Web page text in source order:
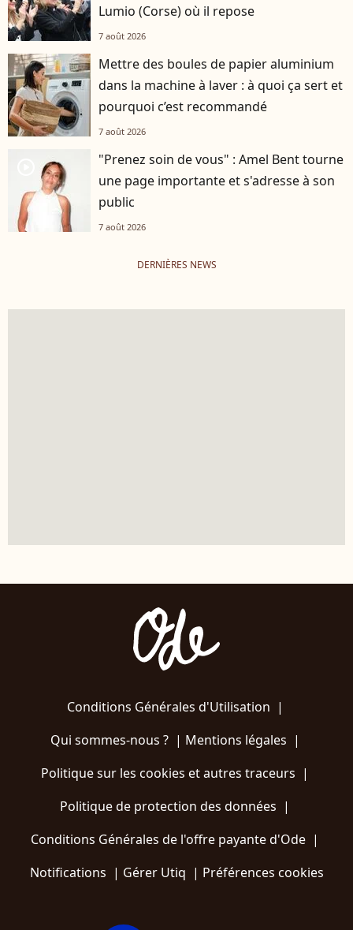
Lumio (Corse) où il repose
7 août 2026
Mettre des boules de papier aluminium
dans la machine à laver : à quoi ça sert et
pourquoi c’est recommandé
7 août 2026
"Prenez soin de vous" : Amel Bent tourne
une page importante et s'adresse à son
public
7 août 2026
DERNIÈRES NEWS
Conditions Générales d'Utilisation |
Qui sommes-nous ?| Mentions légales |
Politique sur les cookies et autres traceurs |
Politique de protection des données |
Conditions Générales de l'offre payante d'Ode |
Notifications | Gérer Utiq | Préférences cookies